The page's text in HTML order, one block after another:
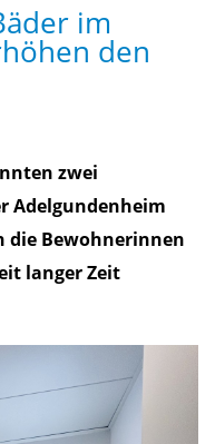
im
den
zwei
Adelgundenheim
die Bewohnerinnen
langer Zeit